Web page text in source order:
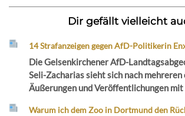
Dir gefällt vielleicht
14 Strafanzeigen gegen AfD-Politikerin
Die Gelsenkirchener AfD-
Seli-Zacharias sieht sich nach
Äußerungen und Veröffentlichungen mit
Warum ich dem Zoo in Dortmund den